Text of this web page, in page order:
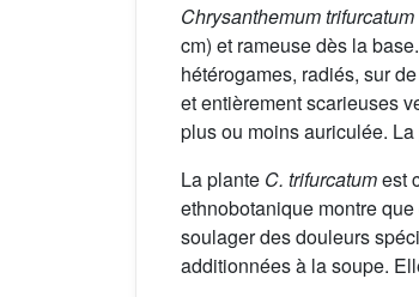
Chrysanthemum trifurcatum
cm) et rameuse dès la
hétérogames, radiés, sur
et entièrement scarieuses
plus ou moins auriculée.
La plante C. trifurcatumest
ethnobotanique montre
soulager des douleurs
additionnées à la soupe.